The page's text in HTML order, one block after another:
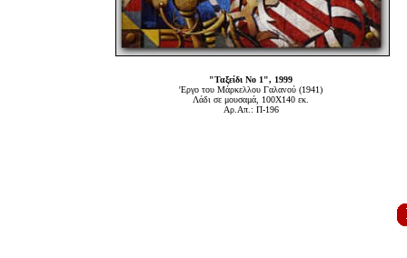
"Ταξείδι Νο 1", 1999
'Εργο του Μάρκελλου Γαλανού (1941)
Λάδι σε μουσαμά, 100Χ140 εκ.
Αρ.Απ.: Π-196